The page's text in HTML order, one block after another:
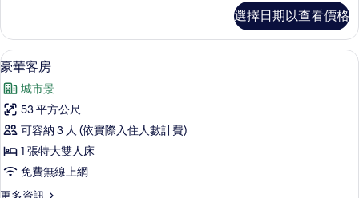
有
相
片
四
人
房
詳
情
選擇日期以查看價格
顯
示
豪
華
客
房
的
豪華客房 | 高級寢具、羽絨被、迷你
3
豪華客房
城市景
53 平方公尺
可容納 3 人 (依實際入住人數計費)
1 張特大雙人床
免費無線上網
更